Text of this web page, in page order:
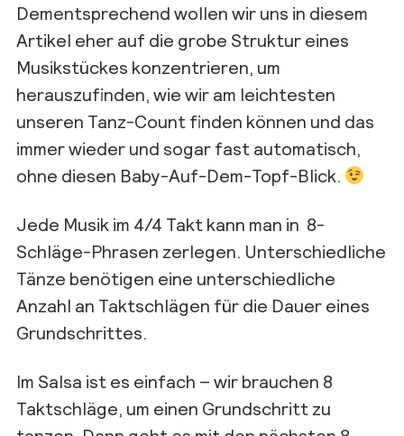
Dementsprechend wollen wir uns in diesem
Artikel eher auf die grobe Struktur eines
Musikstückes konzentrieren, um
herauszufinden, wie wir am leichtesten
unseren Tanz-Count finden können und das
immer wieder und sogar fast automatisch,
ohne diesen Baby-Auf-Dem-Topf-Blick.
Jede Musik im 4/4 Takt kann man in 8-
Schläge-Phrasen zerlegen. Unterschiedliche
Tänze benötigen eine unterschiedliche
Anzahl an Taktschlägen für die Dauer eines
Grundschrittes.
Im Salsa ist es einfach – wir brauchen 8
Taktschläge, um einen Grundschritt zu